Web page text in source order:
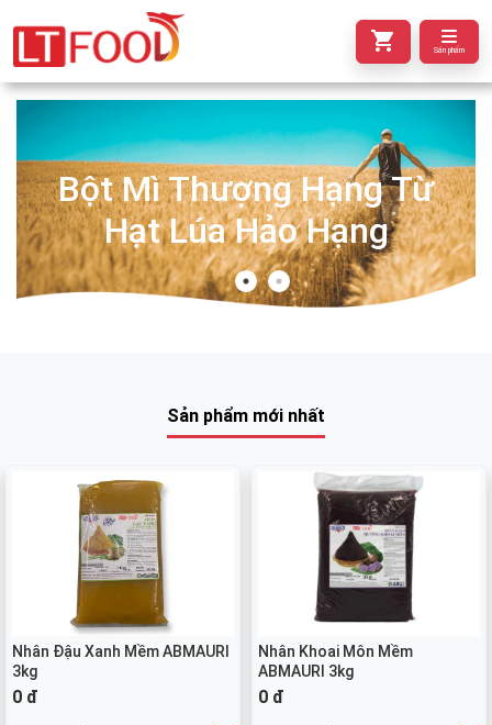
Sản phẩm
Bột Mì Thượng Hạng Từ
Hạt Lúa Hảo Hạng
Sản phẩm mới nhất
Nhân Đậu Xanh Mềm ABMAURI
3kg
0 đ
Nhân Khoai Môn Mềm
ABMAURI 3kg
0 đ